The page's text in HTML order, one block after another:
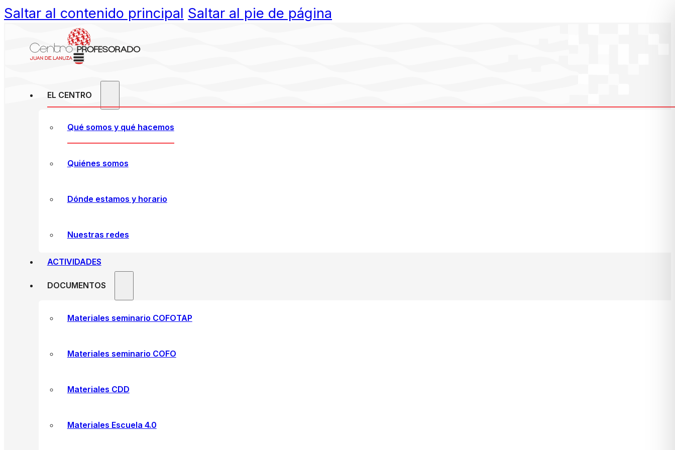
Saltar al contenido principal Saltar al pie de página
EL CENTRO
Qué somos y qué hacemos
Quiénes somos
Dónde estamos y horario
Nuestras redes
ACTIVIDADES
DOCUMENTOS
Materiales seminario COFOTAP
Materiales seminario COFO
Materiales CDD
Materiales Escuela 4.0